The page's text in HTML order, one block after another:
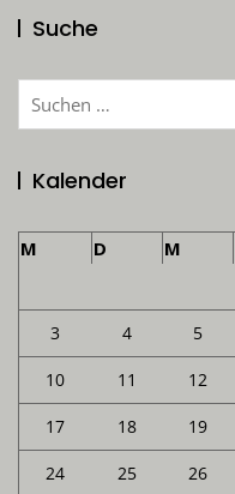
Suche
Suchen
Kalender
M D M
3 4 5
10 11 12
17 18 19
24 25 26